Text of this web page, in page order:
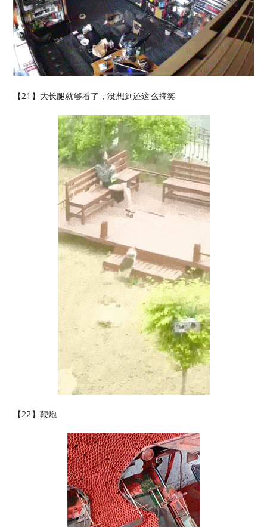
【21】大长腿就够看了，没想到还这么搞笑
【22】鞭炮